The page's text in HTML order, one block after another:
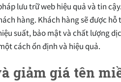
lưu trữ web hiệu quả và tin
hàng. Khách hàng sẽ được
suất, bảo mật và chất lượng
cách ổn định và hiệu quả.
giảm giá tên